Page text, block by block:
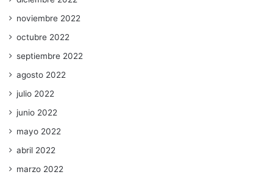
noviembre 2022
octubre 2022
septiembre 2022
agosto 2022
julio 2022
junio 2022
mayo 2022
abril 2022
marzo 2022